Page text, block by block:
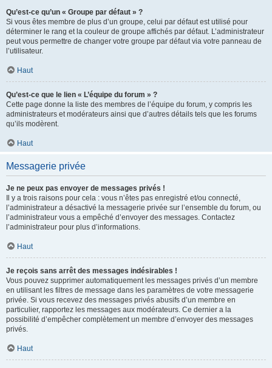
Qu’est-ce qu’un « Groupe par défaut » ?
Si vous êtes membre de plus d’un groupe, celui par défaut est utilisé pour
déterminer le rang et la couleur de groupe affichés par défaut. L’administrateur
peut vous permettre de changer votre groupe par défaut via votre panneau de
l’utilisateur.
Haut
Qu’est-ce que le lien « L’équipe du forum » ?
Cette page donne la liste des membres de l’équipe du forum, y compris les
administrateurs et modérateurs ainsi que d’autres détails tels que les forums
qu’ils modèrent.
Haut
Messagerie privée
Je ne peux pas envoyer de messages privés !
Il y a trois raisons pour cela : vous n’êtes pas enregistré et/ou connecté,
l’administrateur a désactivé la messagerie privée sur l’ensemble du forum, ou
l’administrateur vous a empêché d’envoyer des messages. Contactez
l’administrateur pour plus d’informations.
Haut
Je reçois sans arrêt des messages indésirables !
Vous pouvez supprimer automatiquement les messages privés d’un membre
en utilisant les filtres de message dans les paramètres de votre messagerie
privée. Si vous recevez des messages privés abusifs d’un membre en
particulier, rapportez les messages aux modérateurs. Ce dernier a la
possibilité d’empêcher complètement un membre d’envoyer des messages
privés.
Haut